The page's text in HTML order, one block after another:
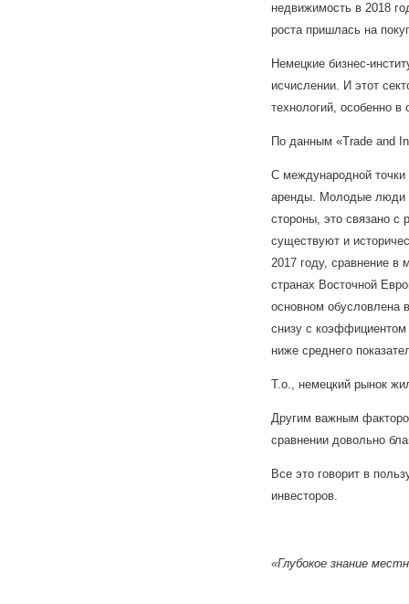
недвижимость в 2018
роста пришлась на
Немецкие бизнес-
исчислении. И этот
технологий, особенно в
По данным «Trade and
С международной
аренды. Молодые люди
стороны, это связано с
существуют и
2017 году, сравнение
странах Восточной
основном обусловлена
снизу с
ниже среднего
Т.о., немецкий рынок
Другим важным
сравнении довольно
Все это говорит в
инвесторов.
«Глубокое знание